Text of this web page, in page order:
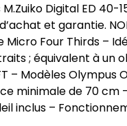
Digital ED 40-
et garantie.
Micro Four Thirds –
; équivalent à un
– Modèles Olympus
minimale de 70 cm
inclus –